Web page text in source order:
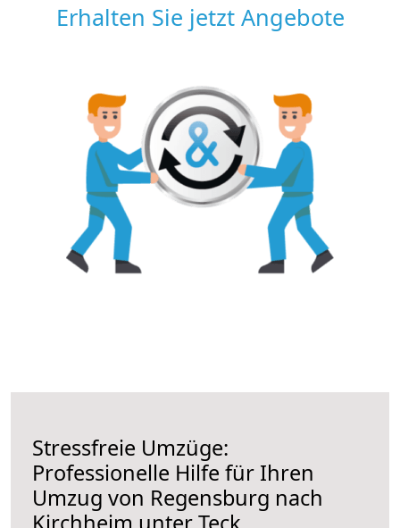
Erhalten Sie jetzt Angebote
Stressfreie Umzüge:
Professionelle Hilfe für Ihren
Umzug von Regensburg nach